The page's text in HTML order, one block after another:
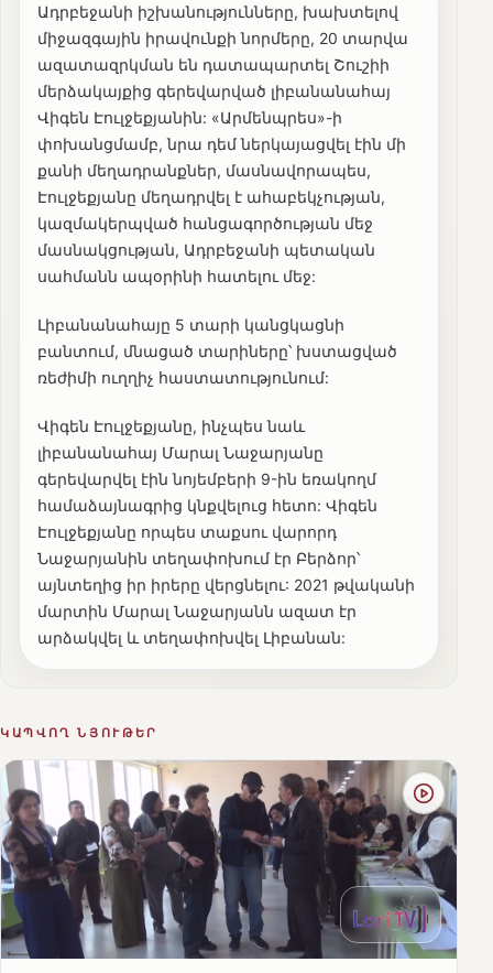
Ադրբեջանի իշխանությունները, խախտելով
միջազգային իրավունքի նորմերը, 20 տարվա
ազատազրկման են դատապարտել Շուշիի
մերձակայքից գերեվարված լիբանանահայ
Վիգեն Էուլջեքյանին: «Արմենպրես»-ի
փոխանցմամբ, նրա դեմ ներկայացվել էին մի
քանի մեղադրանքներ, մասնավորապես,
Էուլջեքյանը մեղադրվել է ահաբեկչության,
կազմակերպված հանցագործության մեջ
մասնակցության, Ադրբեջանի պետական
սահմանն ապօրինի հատելու մեջ:
Լիբանանահայը 5 տարի կանցկացնի
բանտում, մնացած տարիները՝ խստացված
ռեժիմի ուղղիչ հաստատությունում:
Վիգեն Էուլջեքյանը, ինչպես նաև
լիբանանահայ Մարալ Նաջարյանը
գերեվարվել էին նոյեմբերի 9-ին եռակողմ
համաձայնագրից կնքվելուց հետո: Վիգեն
Էուլջեքյանը որպես տաքսու վարորդ
Նաջարյանին տեղափոխում էր Բերձոր՝
այնտեղից իր իրերը վերցնելու: 2021 թվականի
մարտին Մարալ Նաջարյանն ազատ էր
արձակվել և տեղափոխվել Լիբանան:
ԿԱՊՎՈՂ ՆՅՈՒԹԵՐ